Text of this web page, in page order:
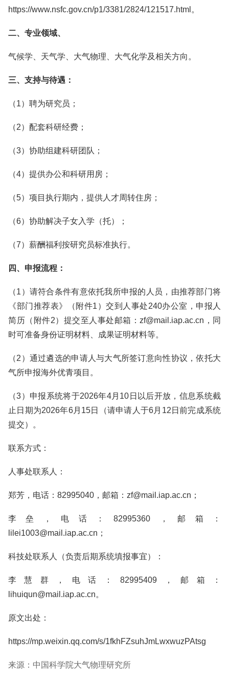
https://www.nsfc.gov.cn/p1/3381/2824/121517.html。
二、专业领域、
气候学、天气学、大气物理、大气化学及相关方向。
三、支持与待遇：
（1）聘为研究员；
（2）配套科研经费；
（3）协助组建科研团队；
（4）提供办公和科研用房；
（5）项目执行期内，提供人才周转住房；
（6）协助解决子女入学（托）；
（7）薪酬福利按研究员标准执行。
四、申报流程：
（1）请符合条件有意依托我所申报的人员，由推荐部门将
《部门推荐表》（附件1）交到人事处240办公室，申报人
简历（附件2）提交至人事处邮箱：zf@mail.iap.ac.cn，同
时可准备身份证明材料、成果证明材料等。
（2）通过遴选的申请人与大气所签订意向性协议，依托大
气所申报海外优青项目。
（3）申报系统将于2026年4月10日以后开放，信息系统截
止日期为2026年6月15日（请申请人于6月12日前完成系统
提交）。
联系方式：
人事处联系人：
郑芳，电话：82995040，邮箱：zf@mail.iap.ac.cn；
李垒，电话：82995360，邮箱：
lilei1003@mail.iap.ac.cn；
科技处联系人（负责后期系统填报事宜）：
李慧群，电话：82995409，邮箱：
lihuiqun@mail.iap.ac.cn。
原文出处：
https://mp.weixin.qq.com/s/1fkhFZsuhJmLwxwuzPAtsg
来源：中国科学院大气物理研究所